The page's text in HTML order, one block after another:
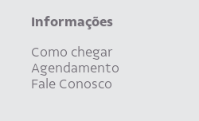
Informações
Como chegar
Agendamento
Fale Conosco